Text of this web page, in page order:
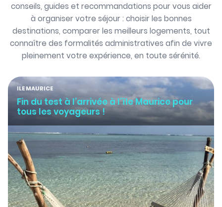
conseils, guides et recommandations pour vous aider
à organiser votre séjour : choisir les bonnes
destinations, comparer les meilleurs logements, tout
connaître des formalités administratives afin de vivre
pleinement votre expérience, en toute sérénité.
ILE MAURICE
Fin du test à l’arrivée à l’île Maurice pour
tous les voyageurs !